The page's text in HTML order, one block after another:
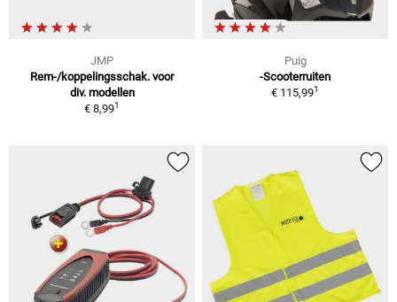
JMP
Rem-/koppelingsschak. voor
div. modellen
€ 8,991
Puig
-Scooterruiten
€ 115,991